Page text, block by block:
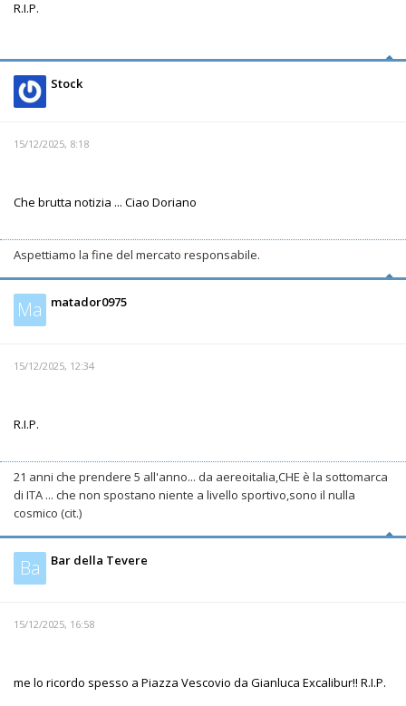
R.I.P.
Stock
15/12/2025, 8:18
Che brutta notizia ... Ciao Doriano
Aspettiamo la fine del mercato responsabile.
Ma matador0975
15/12/2025, 12:34
R.I.P.
21 anni che prendere 5 all'anno... da aereoitalia,CHE è la sottomarca
di ITA ... che non spostano niente a livello sportivo,sono il nulla
cosmico (cit.)
Ba Bar della Tevere
15/12/2025, 16:58
me lo ricordo spesso a Piazza Vescovio da Gianluca Excalibur!! R.I.P.